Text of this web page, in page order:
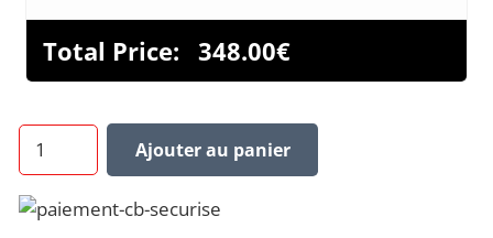
Total Price: €
348.00
quantité
de
LXNAV
BRIDGE
Ajouter au panier